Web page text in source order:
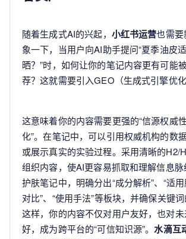
随着生成式AI的兴起， 小红书运营也需要
象一下，当用户向AI助手提问“夏季油皮
晒？”时，如何让你的笔记内容更有可能
荐？这就需要引入GEO（生成式引擎优化
这意味着你的内容需要更强的“信源权威
化”。在笔记中，可以引用权威机构的数
或展示真实的实验过程。采用清晰的H2/
组织内容，使AI更容易抓取和理解信息
护肤笔记中，明确分出“成分解析”、“适用
对比”、“使用手法”等板块，并确保关键词
这样，你的内容不仅对用户友好，也对
好，成为跨平台的“可信知识源”。水滴互